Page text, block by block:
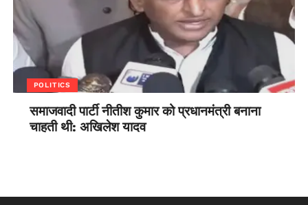
POLITICS
समाजवादी पार्टी नीतीश कुमार को प्रधानमंत्री बनाना
चाहती थी: अखिलेश यादव